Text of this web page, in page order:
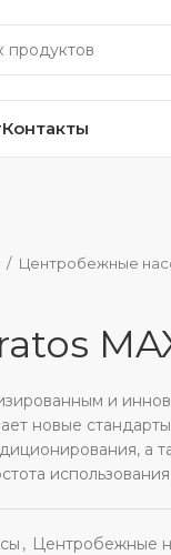
Контакты
Центробежные
и
новые
а
, Центробежные